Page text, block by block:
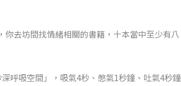
去坊間找情緒相關的書籍，十本當中至少有八
呼吸空間」，吸氣4秒、憋氣1秒鐘、吐氣4秒鐘